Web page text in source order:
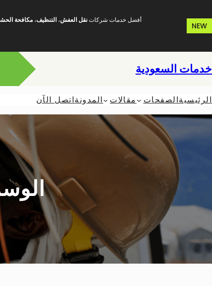
إلى
المحتوى
NEW
أفضل خدمات شركاتنقل العفش،التنظيف،مكافحة
خدمات السعودية
الرئيسيةالصفحات مقالات المدونةاتصل الآن